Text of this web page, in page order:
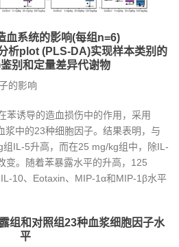
血系统的影响(每组n=6)
析plot (PLS-DA)实现样本类别的
别和定量差异代谢物
的影响
苯诱导的造血损伤中的作用，采用
浆中的23种细胞因子。结果表明，与
IL-5升高，而在25 mg/kg组中，除IL-
变。随着苯暴露水平的升高，125
10、Eotaxin、MIP-1α和MIP-1β水平
组和对照组23种血浆细胞因子水
平